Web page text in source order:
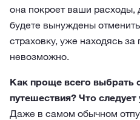
она покроет ваши расходы,
будете вынуждены
страховку, уже находясь
невозможно.
Как проще всего выбрать
путешествия? Что следует
Даже в самом обычном